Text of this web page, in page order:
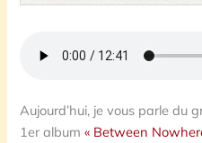
Aujourd’hui, je vous parle du
1er album« Between